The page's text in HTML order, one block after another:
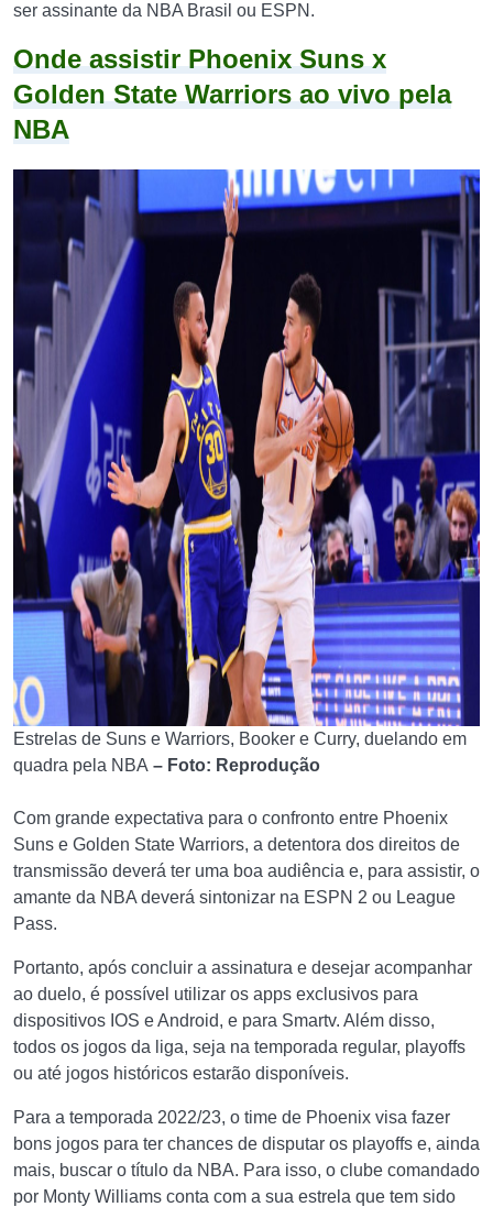
ser assinante da NBA Brasil ou ESPN.
Onde assistir Phoenix Suns x
Golden State Warriors ao vivo pela
NBA
Estrelas de Suns e Warriors, Booker e Curry, duelando em
quadra pela NBA – Foto: Reprodução
Com grande expectativa para o confronto entre Phoenix
Suns e Golden State Warriors, a detentora dos direitos de
transmissão deverá ter uma boa audiência e, para assistir, o
amante da NBA deverá sintonizar na ESPN 2 ou League
Pass.
Portanto, após concluir a assinatura e desejar acompanhar
ao duelo, é possível utilizar os apps exclusivos para
dispositivos IOS e Android, e para Smartv. Além disso,
todos os jogos da liga, seja na temporada regular, playoffs
ou até jogos históricos estarão disponíveis.
Para a temporada 2022/23, o time de Phoenix visa fazer
bons jogos para ter chances de disputar os playoffs e, ainda
mais, buscar o título da NBA. Para isso, o clube comandado
por Monty Williams conta com a sua estrela que tem sido